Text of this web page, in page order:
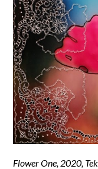
Flower One, 2020,